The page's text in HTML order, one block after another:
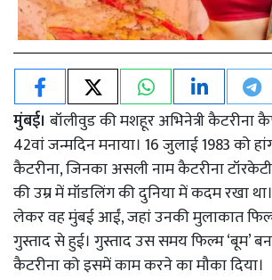
मुंबई। बॉलीवुड की मशहूर अभिनेत्री
42वां जन्मदिन मनाया। 16 जुलाई 1983 को
कैटरीना, जिनका असली नाम कैटरीना
की उम्र में मॉडलिंग की दुनिया में कदम रखा
लेकर वह मुंबई आईं, जहां उनकी मुलाकात
गुस्ताद से हुई। गुस्ताद उस समय फिल्म ‘बूम’
कैटरीना को इसमें काम करने का मौका दिया।